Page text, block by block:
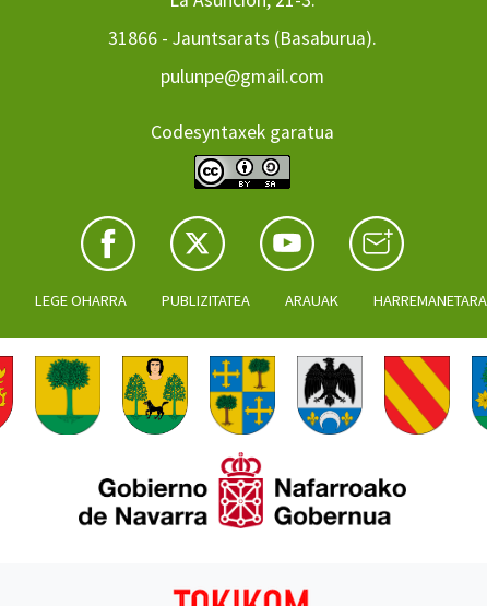
31866 - Jauntsarats (Basaburua).
pulunpe@gmail.com
Codesyntaxek garatua
LEGE OHARRA PUBLIZITATEA ARAUAK